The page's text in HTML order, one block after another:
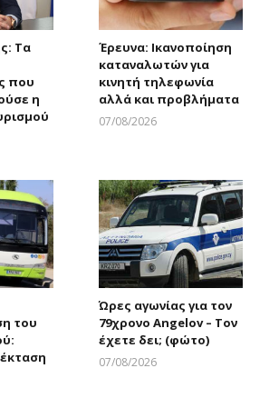
Τα
που
η
Έρευνα: Ικανοποίηση
καταναλωτών για
κινητή τηλεφωνία
αλλά και προβλήματα
07/08/2026
του
Ώρες αγωνίας για τον
79χρονο Angelov – Τον
έχετε δει; (φώτο)
07/08/2026